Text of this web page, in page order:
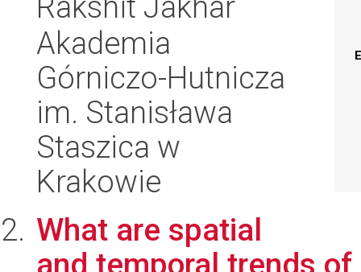
Akademia
Górniczo-Hutnicza
im. Stanisława
Staszica w
Krakowie
What are spatial
and temporal trends